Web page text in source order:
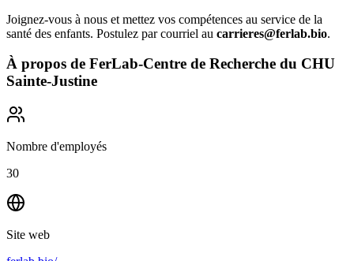
Joignez-vous à nous et mettez vos compétences au service de la
santé des enfants. Postulez par courriel au carrieres@ferlab.bio.
À propos de FerLab-Centre de Recherche du CHU
Sainte-Justine
Nombre d'employés
30
Site web